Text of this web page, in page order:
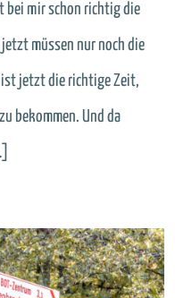
bei mir schon richtig die
müssen nur noch die
ist jetzt die richtige Zeit,
bekommen. Und da